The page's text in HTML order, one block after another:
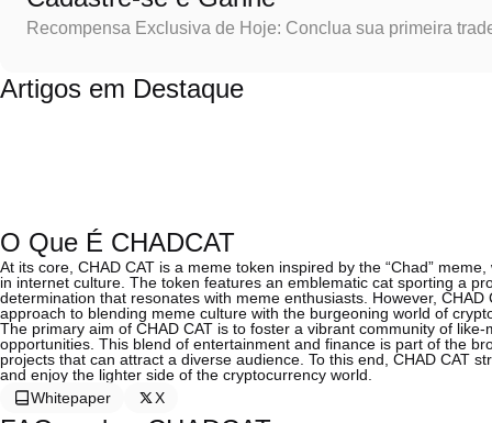
Recompensa Exclusiva de Hoje: Conclua sua primeira
Artigos em Destaque
O Que É CHADCAT
At its core, CHAD CAT is a meme token inspired by the “Chad”
in internet culture. The token features an emblematic cat sporting a
determination that resonates with meme enthusiasts. However,
approach to blending meme culture with the burgeoning world of
The primary aim of CHAD CAT is to foster a vibrant community of
opportunities. This blend of entertainment and finance is part of the
projects that can attract a diverse audience. To this end, CHAD CAT
and enjoy the lighter side of the cryptocurrency world.
Whitepaper
X